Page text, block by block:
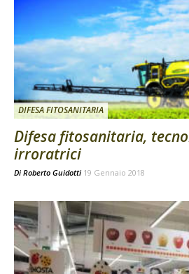
DIFESA FITOSANITARIA
Difesa fitosanitaria,
irroratrici
Di Roberto Guidotti 19 Gennaio 2018